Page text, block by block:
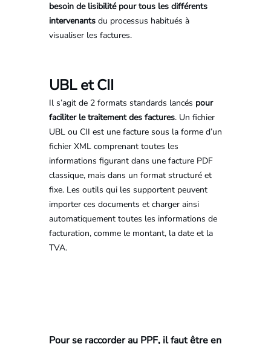
besoin de lisibilité pour tous les différents
intervenantsdu processus habitués à
visualiser les factures.
UBL et CII
Il s’agit de 2 formats standards lancés pour
faciliter le traitement des factures. Un fichier
UBL ou CII est une facture sous la forme d’un
fichier XML comprenant toutes les
informations figurant dans une facture PDF
classique, mais dans un format structuré et
fixe. Les outils qui les supportent peuvent
importer ces documents et charger ainsi
automatiquement toutes les informations de
facturation, comme le montant, la date et la
TVA.
Pour se raccorder au PPF, il faut être en